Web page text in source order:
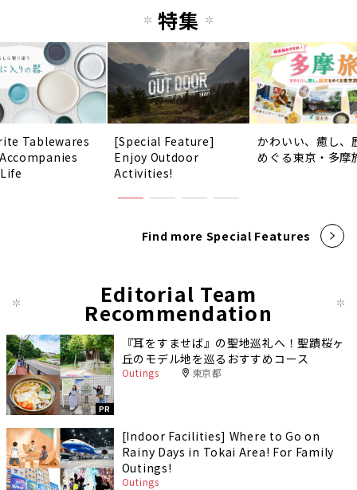
特集
Tablewares
[Special Feature]
Enjoy Outdoor
Activities!
かわいい、癒し、
めぐる東京・多摩
Find more Special Features
Editorial Team
Recommendation
PR
『耳をすませば』の聖地巡礼へ！聖蹟桜ヶ
丘のモデル地を巡るおすすめコース
Outings 東京都
[Indoor Facilities] Where to Go on
Rainy Days in Tokai Area! For Family
Outings!
Outings